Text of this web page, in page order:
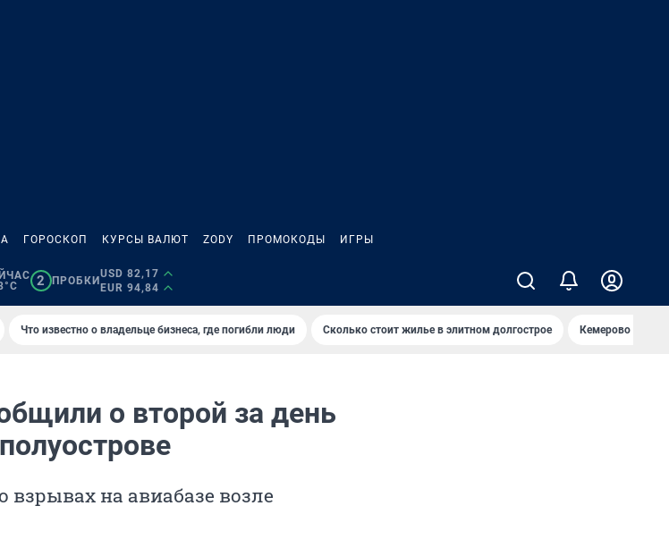
ГОРОСКОП КУРСЫ ВАЛЮТ ZODY ПРОМОКОДЫ ИГРЫ
2 ПРОБКИ
USD 82,17
EUR 94,84
Что известно о владельце бизнеса, где погибли люди Сколько стоит жилье в элитном долгострое Кемерово —
о второй за день
на авиабазе возле